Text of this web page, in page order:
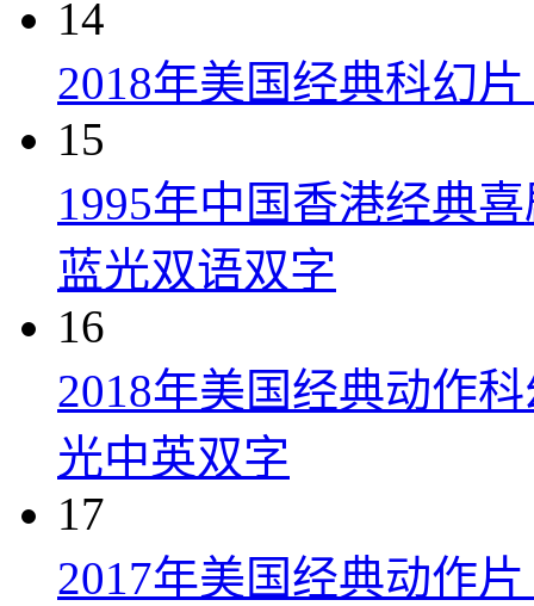
14
2018年美国经典科幻
15
1995年中国香港经典
蓝光双语双字
16
2018年美国经典动作
光中英双字
17
2017年美国经典动作